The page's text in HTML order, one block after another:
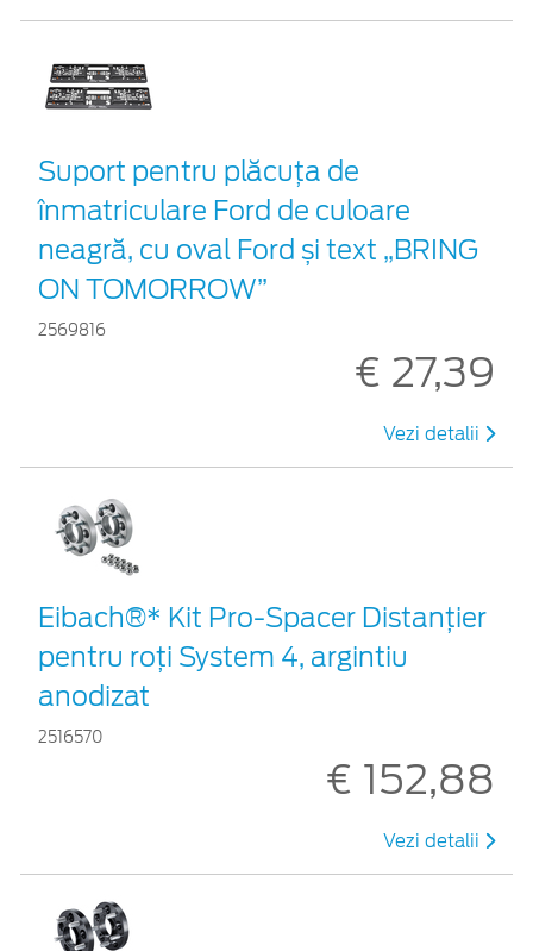
Suport pentru plăcuța de
înmatriculare Ford de culoare
neagră, cu oval Ford și text „BRING
ON TOMORROW”
2569816
€ 27,39
Vezi detalii
Eibach®* Kit Pro-Spacer Distanțier
pentru roți System 4, argintiu
anodizat
2516570
€ 152,88
Vezi detalii